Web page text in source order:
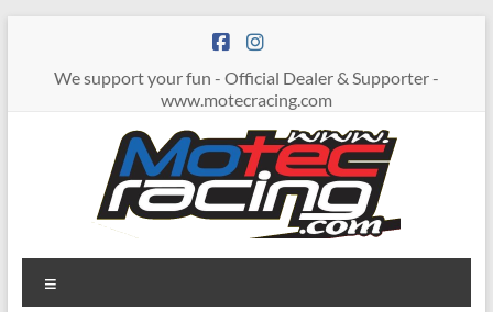
springenWe support your fun - Official Dealer & Supporter -
www.motecracing.com
MOTECRACING